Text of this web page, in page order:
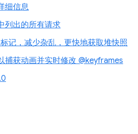
细信息
列出的所有请求
记，减少杂乱，更快地获取堆快照
捕获动画并实时修改 @keyframes